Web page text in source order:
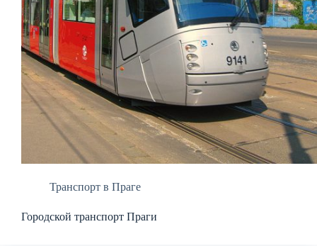
Транспорт в Праге
Городской транспорт Праги